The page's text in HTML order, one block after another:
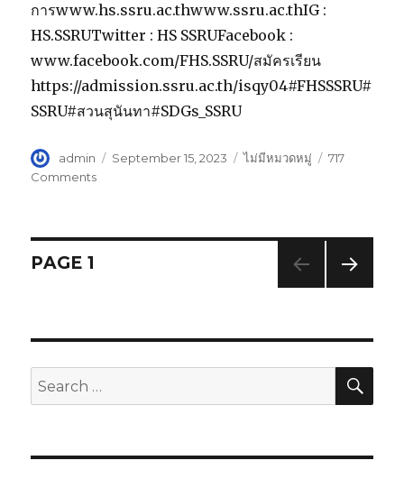
การwww.hs.ssru.ac.thwww.ssru.ac.thIG :
HS.SSRUTwitter : HS SSRUFacebook :
www.facebook.com/FHS.SSRU/สมัครเรียน
https://admission.ssru.ac.th/isqy04#FHSSSRU#
SSRU#สวนสุนันทา#SDGs_SSRU
Author
admin
Posted
September 15, 2023 Categories
ไม่มีหมวดหมู่
717
Comments
นางสาว
พรรณ
ที่
Posts
PAGE 1
Search
for: